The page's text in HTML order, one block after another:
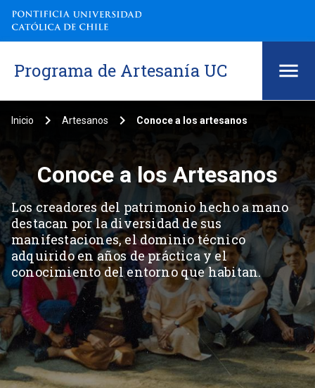
Programa de Artesanía UC
Inicio keyboard_arrow_right Artesanos keyboard_arrow_right Conoce a los artesanos
Conoce a los Artesanos
Los creadores del patrimonio hecho a mano
destacan por la diversidad de sus
manifestaciones, el dominio técnico
adquirido en años de práctica y el
conocimiento del entorno que habitan.